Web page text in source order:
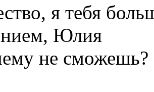
я тебя
Юлия
не сможешь?